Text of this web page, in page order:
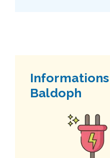
Baldoph